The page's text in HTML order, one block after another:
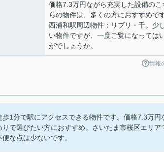
価格7.3万円ながら充実した設備のこ
らの物件は、多くの方におすすめです
西浦和駅周辺物件：リブリ・千。少
い物件ですが、一度ご覧になっては
がでしょうか。
情報
1分で駅にアクセスできる物件です。価格7.3万円
で選びたい方におすすめ。さいたま市桜区エリア
な点は少ないです。